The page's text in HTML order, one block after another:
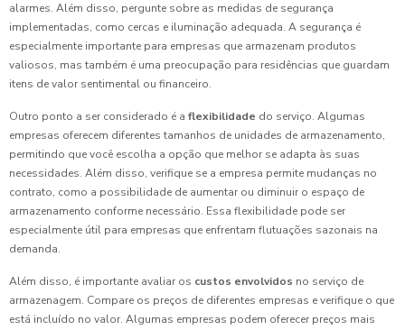
alarmes. Além disso, pergunte sobre as medidas de segurança
implementadas, como cercas e iluminação adequada. A segurança é
especialmente importante para empresas que armazenam produtos
valiosos, mas também é uma preocupação para residências que guardam
itens de valor sentimental ou financeiro.
Outro ponto a ser considerado é a flexibilidade do serviço. Algumas
empresas oferecem diferentes tamanhos de unidades de armazenamento,
permitindo que você escolha a opção que melhor se adapta às suas
necessidades. Além disso, verifique se a empresa permite mudanças no
contrato, como a possibilidade de aumentar ou diminuir o espaço de
armazenamento conforme necessário. Essa flexibilidade pode ser
especialmente útil para empresas que enfrentam flutuações sazonais na
demanda.
Além disso, é importante avaliar os custos envolvidos no serviço de
armazenagem. Compare os preços de diferentes empresas e verifique o que
está incluído no valor. Algumas empresas podem oferecer preços mais